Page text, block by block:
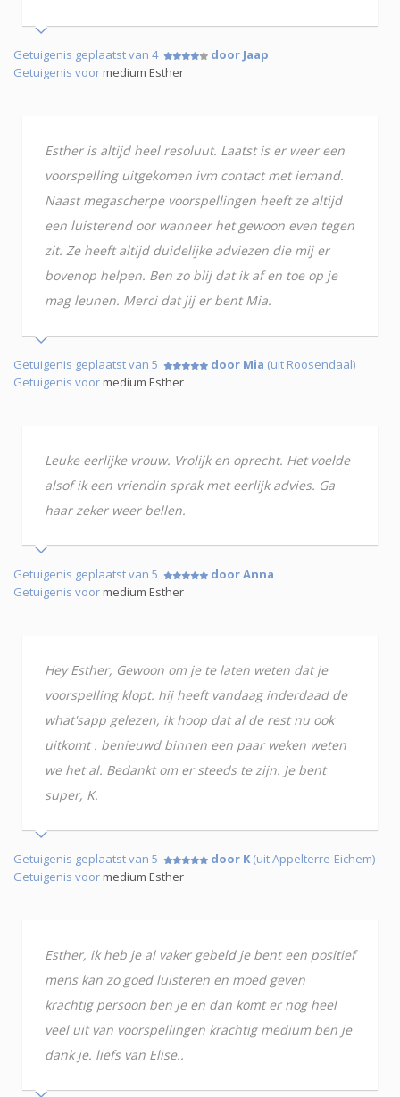
Getuigenis geplaatst van 4
door Jaap
Getuigenis voormedium Esther
Esther is altijd heel resoluut. Laatst is er weer een
voorspelling uitgekomen ivm contact met iemand.
Naast megascherpe voorspellingen heeft ze altijd
een luisterend oor wanneer het gewoon even tegen
zit. Ze heeft altijd duidelijke adviezen die mij er
bovenop helpen. Ben zo blij dat ik af en toe op je
mag leunen. Merci dat jij er bent Mia.
Getuigenis geplaatst van 5 door Mia (uit Roosendaal)
Getuigenis voormedium Esther
Leuke eerlijke vrouw. Vrolijk en oprecht. Het voelde
alsof ik een vriendin sprak met eerlijk advies. Ga
haar zeker weer bellen.
Getuigenis geplaatst van 5
door Anna
Getuigenis voormedium Esther
Hey Esther, Gewoon om je te laten weten dat je
voorspelling klopt. hij heeft vandaag inderdaad de
what'sapp gelezen, ik hoop dat al de rest nu ook
uitkomt . benieuwd binnen een paar weken weten
we het al. Bedankt om er steeds te zijn. Je bent
super, K.
Getuigenis geplaatst van 5 door K (uit Appelterre-Eichem)
Getuigenis voormedium Esther
Esther, ik heb je al vaker gebeld je bent een positief
mens kan zo goed luisteren en moed geven
krachtig persoon ben je en dan komt er nog heel
veel uit van voorspellingen krachtig medium ben je
dank je. liefs van Elise..